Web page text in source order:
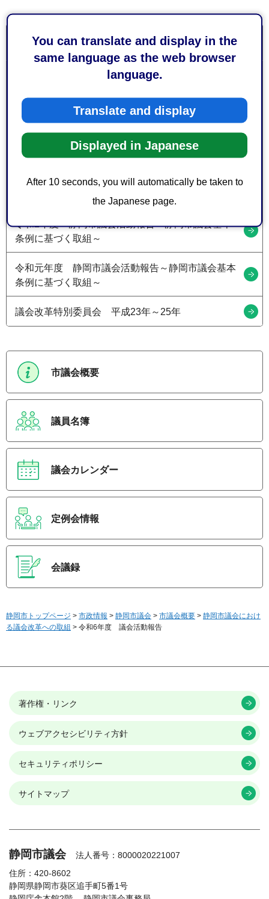
You can translate and display in the
same language as the web browser
language.
Translate and display
Displayed in Japanese
After 10 seconds, you will automatically be taken to
the Japanese page.
静岡市議会における議会改革への取組
令和7年度 議会活動報告
令和6年度 議会活動報告
令和5年度 議会活動報告
令和2年度 静岡市議会活動報告～静岡市議会基本
条例に基づく取組～
令和元年度 静岡市議会活動報告～静岡市議会基本
条例に基づく取組～
議会改革特別委員会 平成23年～25年
市議会概要
議員名簿
議会カレンダー
定例会情報
会議録
静岡市トップページ > 市政情報 > 静岡市議会 > 市議会概要 > 静岡市議会におけ
る議会改革への取組 > 令和6年度 議会活動報告
著作権・リンク
ウェブアクセシビリティ方針
セキュリティポリシー
サイトマップ
静岡市議会
法人番号：8000020221007
住所：420-8602
静岡県静岡市葵区追手町5番1号